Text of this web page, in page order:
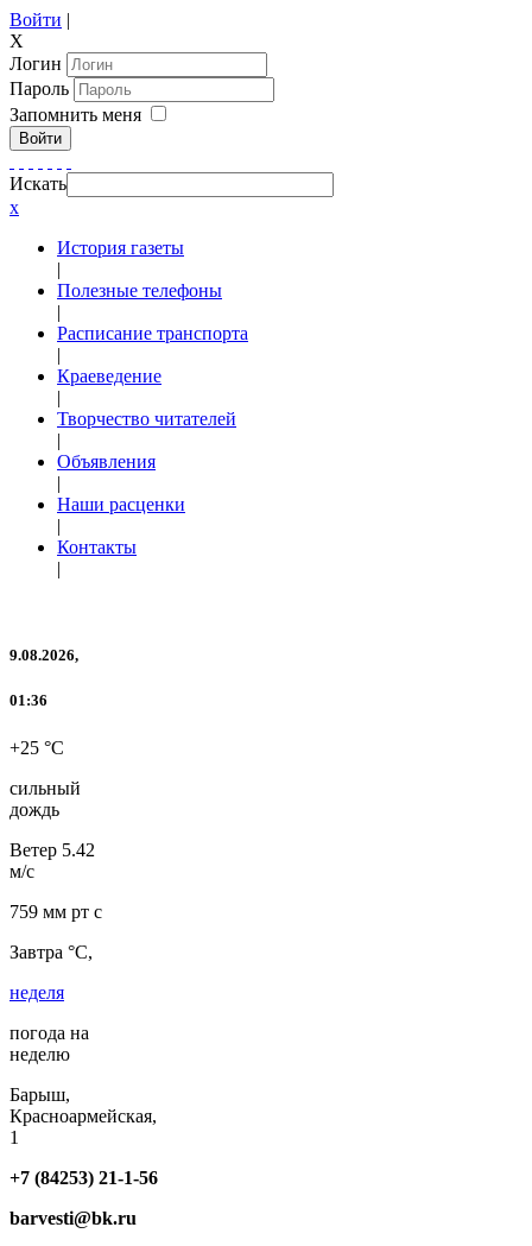
Войти |
X
Логин
Пароль
Запомнить меня
Войти
Искать
x
История газеты
|
Полезные телефоны
|
Расписание транспорта
|
Краеведение
|
Творчество читателей
|
Объявления
|
Наши расценки
|
Контакты
|
9.08.2026,
01:36
+25 °C
сильный
дождь
Ветер 5.42
м/с
759 мм рт с
Завтра °C,
неделя
погода на
неделю
Барыш,
Красноармейская,
1
+7 (84253) 21-1-56
barvesti@bk.ru